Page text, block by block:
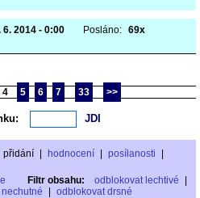
6. 2014 - 0:00 Posláno: 69x
4 5 6 7 33 >>
přidání hodnocení posílanosti
Filtr obsahu: odblokovat lechtivé
odblokovat drsné